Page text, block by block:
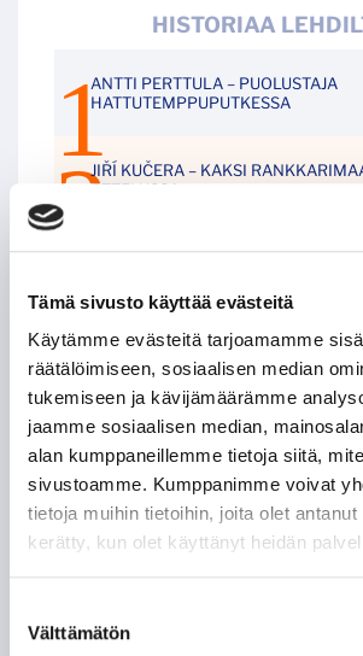
Tämä sivusto käyttää evästeitä
Käytämme evästeitä tarjoamamme
räätälöimiseen, sosiaalisen median
tukemiseen ja kävijämäärämme
jaamme sosiaalisen median,
alan kumppaneillemme tietoja siitä,
sivustoamme. Kumppanimme voivat
tietoja muihin tietoihin, joita olet
kerätty, kun olet käyttänyt heidän
valinta
Välttämätön
HISTORIAA
ANTTI PERTTULA – PUOLUSTAJA
HATTUTEMPPUPUTKESSA
JIŘÍ KUČERA – KAKSI
OTTELUSSA
LEIGH BANNISTER –
POHJOIS-AMERIKAN
MITTARINA
TAPPARAN RANSKALAINEN
TYYLITAITURIEN KRUUNAAMATON
TUNTEMATTOMAMPI TARINA